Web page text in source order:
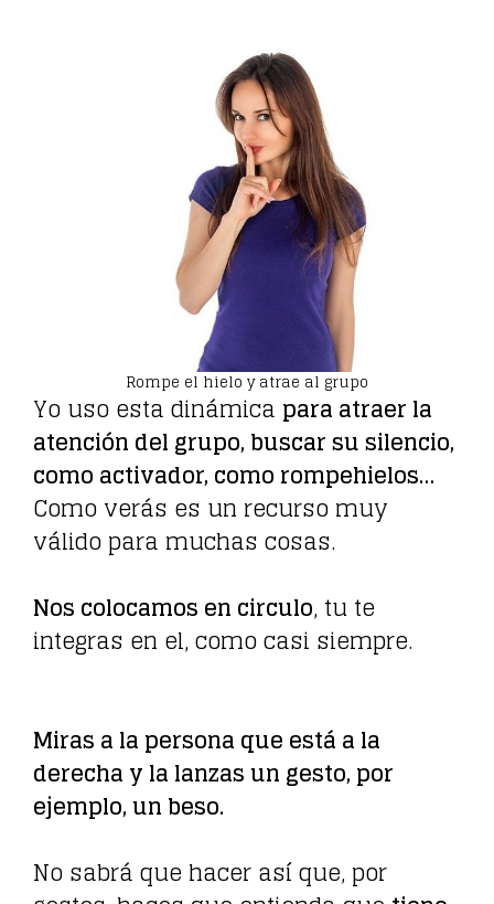
Rompe el hielo y atrae al grupo
Yo uso esta dinámica para atraer la
atención del grupo, buscar su silencio,
como activador, como rompehielos…
Como verás es un recurso muy
válido para muchas cosas.
Nos colocamos en circulo, tu te
integras en el, como casi siempre.
Miras a la persona que está a la
derecha y la lanzas un gesto, por
ejemplo, un beso.
No sabrá que hacer así que, por